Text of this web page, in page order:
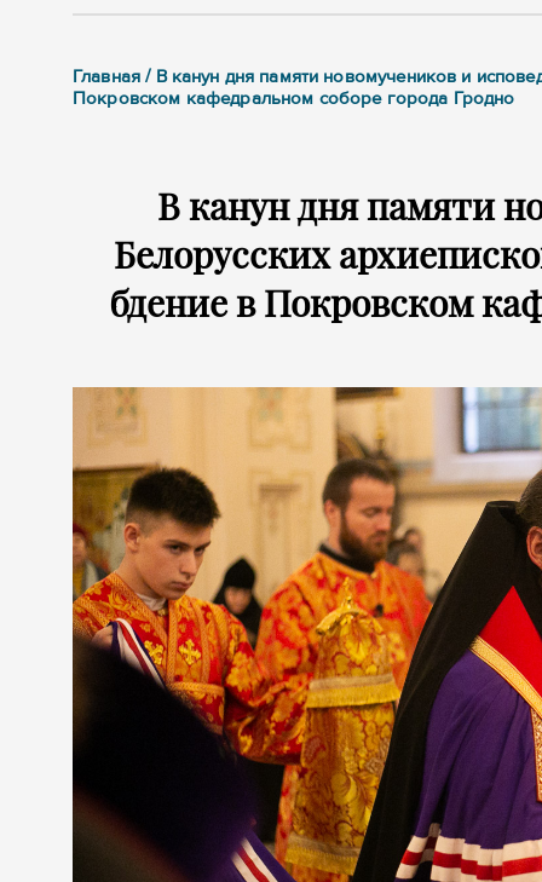
Главная / В канун дня памяти новомучеников и
Покровском кафедральном соборе города Гродно
В канун дня памяти
Белорусских
бдение в Покровском